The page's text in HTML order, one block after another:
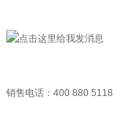
销售电话：400 880 5118